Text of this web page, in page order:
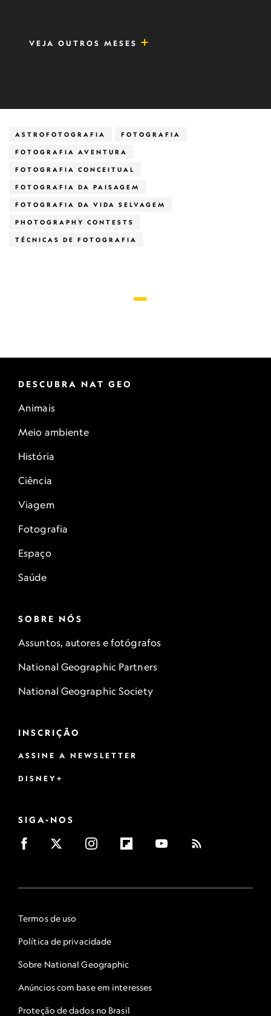
VEJA OUTROS MESES
ASTROFOTOGRAFIA FOTOGRAFIA
FOTOGRAFIA AVENTURA
FOTOGRAFIA CONCEITUAL
FOTOGRAFIA DA PAISAGEM
FOTOGRAFIA DA VIDA SELVAGEM
PHOTOGRAPHY CONTESTS
TÉCNICAS DE FOTOGRAFIA
DESCUBRA NAT GEO
Animais
Meio ambiente
História
Ciência
Viagem
Fotografia
Espaço
Saúde
SOBRE NÓS
Assuntos, autores e fotógrafos
National Geographic Partners
National Geographic Society
INSCRIÇÃO
ASSINE A NEWSLETTER
DISNEY+
SIGA-NOS
Termos de uso
Política de privacidade
Sobre National Geographic
Anúncios com base em interesses
Proteção de dados no Brasil